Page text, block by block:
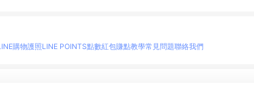
購物護照LINE POINTS點數紅包賺點教學常見問題聯絡我們